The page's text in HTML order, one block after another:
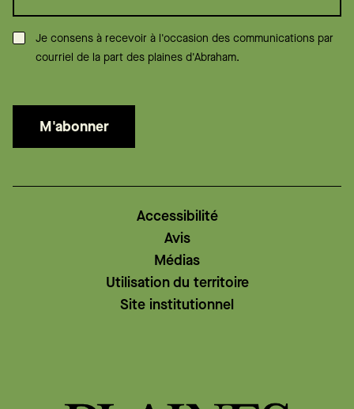
Consentement*
Je consens à recevoir à l'occasion des communications par
courriel de la part des plaines d'Abraham.
M'abonner
Accessibilité
Avis
Médias
Utilisation du territoire
Site institutionnel